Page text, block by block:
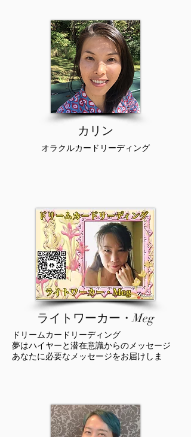
ライトワーカー・Meg
ドリームカードリーディング
夢はハイヤーと潜在意識からのメッセージ
あなたに必要なメッセージをお届けしま
​カリン
オラクルカードリーディング